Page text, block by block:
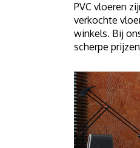
PVC vloeren
verkochte
winkels. Bij
scherpe